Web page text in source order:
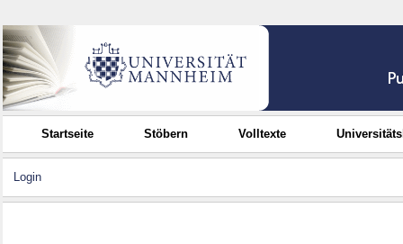
Startseite Stöbern Volltexte
Login